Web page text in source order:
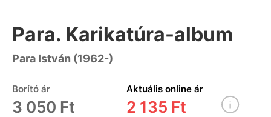
Para. Karikatúra-album
Para István (1962-)
Borító ár
3 050 Ft
Aktuális online ár
2 135 Ft